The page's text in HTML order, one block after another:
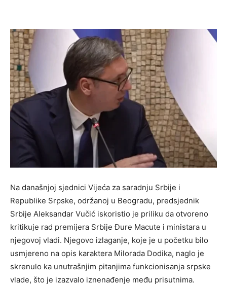
Na današnjoj sjednici Vijeća za saradnju Srbije i
Republike Srpske, održanoj u Beogradu, predsjednik
Srbije Aleksandar Vučić iskoristio je priliku da otvoreno
kritikuje rad premijera Srbije Đure Macute i ministara u
njegovoj vladi. Njegovo izlaganje, koje je u početku bilo
usmjereno na opis karaktera Milorada Dodika, naglo je
skrenulo ka unutrašnjim pitanjima funkcionisanja srpske
vlade, što je izazvalo iznenađenje među prisutnima.